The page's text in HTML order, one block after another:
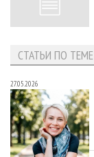
СТАТЬИ ПО ТЕМЕ
27.05.2026